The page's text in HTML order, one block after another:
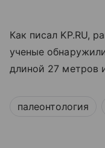
Как писал KP.RU,
ученые
длиной 27 метров
палеонтология